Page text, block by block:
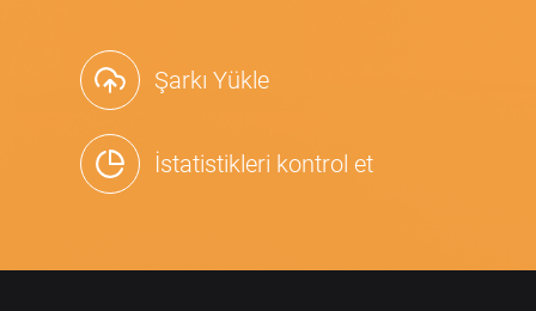
Şarkı Yükle
İstatistikleri kontrol et